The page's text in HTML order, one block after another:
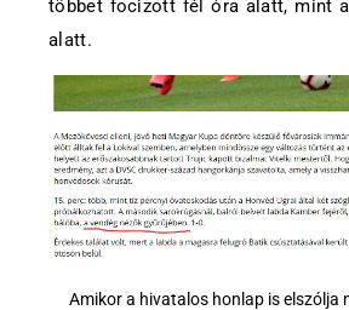
többet focizott fél óra alatt, mint
alatt.
Amikor a hivatalos honlap is elszólja